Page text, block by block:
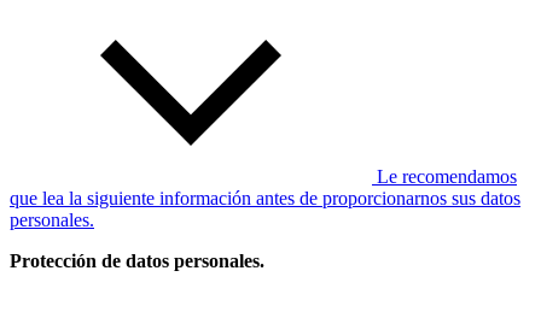
Le recomendamos
que lea la siguiente información antes de proporcionarnos sus datos
personales.
Protección de datos personales.